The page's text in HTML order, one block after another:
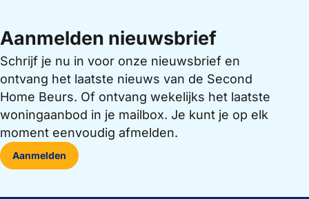
Aanmelden nieuwsbrief
Schrijf je nu in voor onze nieuwsbrief en
ontvang het laatste nieuws van de Second
Home Beurs. Of ontvang wekelijks het laatste
woningaanbod in je mailbox. Je kunt je op elk
moment eenvoudig afmelden.
Aanmelden